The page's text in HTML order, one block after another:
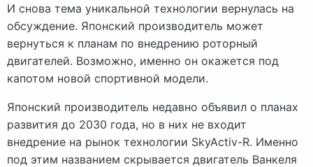
И снова тема уникальной технологии вернулась на
обсуждение. Японский производитель может
вернуться к планам по внедрению роторный
двигателей. Возможно, именно он окажется под
капотом новой спортивной модели.
Японский производитель недавно объявил о планах
развития до 2030 года, но в них не входит
внедрение на рынок технологии SkyActiv-R. Именно
под этим названием скрывается двигатель Ванкеля